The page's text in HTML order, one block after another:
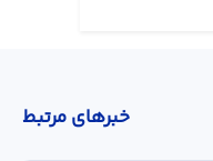
خبر‌های مرتبط